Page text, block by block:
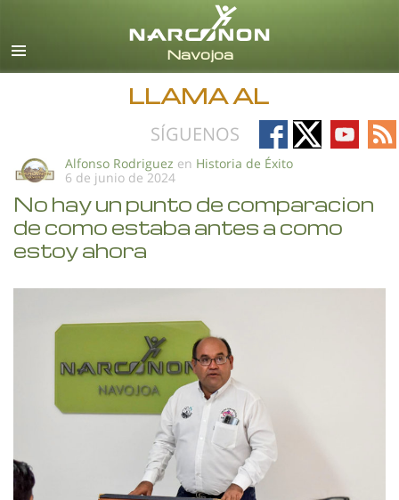
Español
Todas las Regiones/Idiomas
LLAMA AL
SÍGUENOS
Follow
on
Follow
on
Follow
on
on
Alfonso Rodriguez en Historia de Éxito
6 de junio de 2024
No hay un punto de comparacion
de como estaba antes a como
estoy ahora